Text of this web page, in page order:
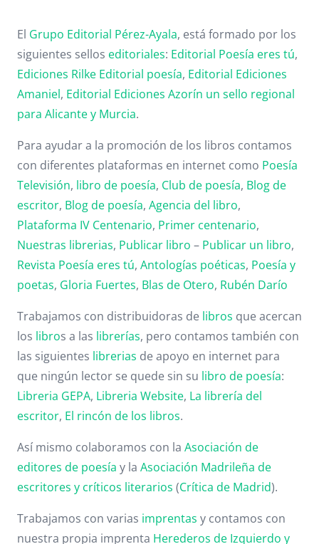
El Grupo Editorial Pérez-Ayala, está formado por los
siguientes sellos editoriales: Editorial Poesía eres tú,
Ediciones Rilke Editorial poesía, Editorial Ediciones
Amaniel, Editorial Ediciones Azorín un sello regional
para Alicante y Murcia.
Para ayudar a la promoción de los libros contamos
con diferentes plataformas en internet como Poesía
Televisión, libro de poesía, Club de poesía, Blog de
escritor, Blog de poesía, Agencia del libro,
Plataforma IV Centenario, Primer centenario,
Nuestras librerias, Publicar libro – Publicar un libro,
Revista Poesía eres tú, Antologías poéticas, Poesía y
poetas, Gloria Fuertes, Blas de Otero, Rubén Darío
Trabajamos con distribuidoras de libros que acercan
los libros a las librerías, pero contamos también con
las siguientes librerias de apoyo en internet para
que ningún lector se quede sin su libro de poesía:
Libreria GEPA, Libreria Website, La librería del
escritor, El rincón de los libros.
Así mismo colaboramos con la Asociación de
editores de poesía y la Asociación Madrileña de
escritores y críticos literarios (Crítica de Madrid).
Trabajamos con varias imprentas y contamos con
nuestra propia imprenta Herederos de Izquierdo y